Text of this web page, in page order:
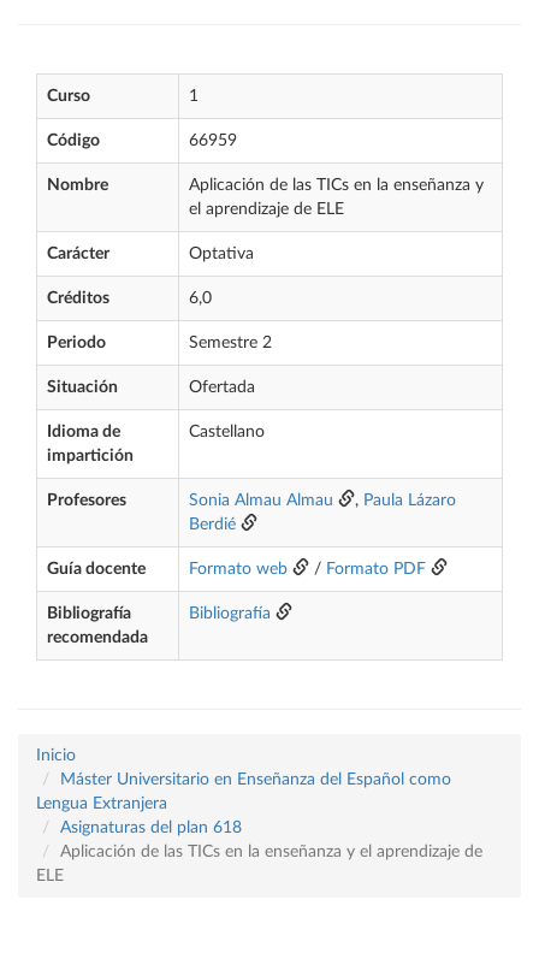
Curso 1
Código 66959
Nombre
Aplicación de las TICs en la enseñanza y
el aprendizaje de ELE
Carácter Optativa
Créditos 6,0
Periodo Semestre 2
Situación Ofertada
Idioma de
impartición
Castellano
Profesores Sonia Almau Almau , Paula Lázaro
Berdié
Guía docente Formato web / Formato PDF
Bibliografía
recomendada
Bibliografía
Inicio
Máster Universitario en Enseñanza del Español como
Lengua Extranjera
Asignaturas del plan 618
Aplicación de las TICs en la enseñanza y el aprendizaje de
ELE